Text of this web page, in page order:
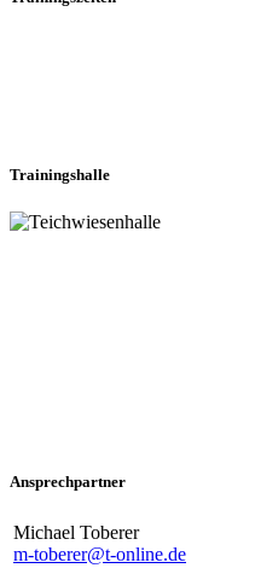
Trainingshalle
Ansprechpartner
Michael Toberer
m-toberer@t-online.de